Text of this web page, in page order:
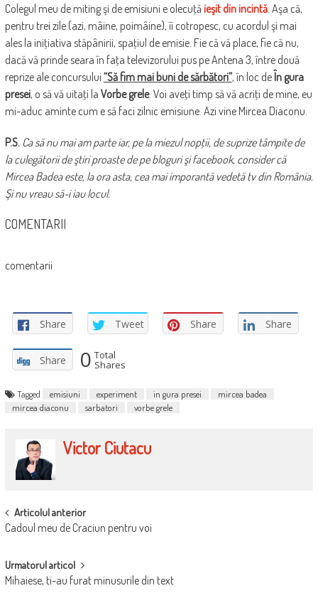
Colegul meu de miting şi de emisiuni e olecuţă ieşit din incintă. Aşa că,
pentru trei zile (azi, mâine, poimâine), îi cotropesc, cu acordul şi mai
ales la iniţiativa stăpânirii, spaţiul de emisie. Fie că vă place, fie că nu,
dacă vă prinde seara în faţa televizorului pus pe Antena 3, între două
reprize ale concursului “Să fim mai buni de sărbători”, în loc de În gura
presei, o să vă uitaţi la Vorbe grele. Voi aveţi timp să vă acriţi de mine, eu
mi-aduc aminte cum e să faci zilnic emisiune. Azi vine Mircea Diaconu.
P.S. Ca să nu mai am parte iar, pe la miezul nopţii, de suprize tâmpite de
la culegătorii de ştiri proaste de pe bloguri şi facebook, consider că
Mircea Badea este, la ora asta, cea mai imporantă vedetă tv din România.
Şi nu vreau să-i iau locul.
COMENTARII
comentarii
Share Tweet Share Share
Share 0 Total
Shares
Tagged emisiuni experiment in gura presei
mircea badea
mircea diaconu
sarbatori vorbe grele
Victor Ciutacu
POST
NAVIGATION
Articolul anterior
Cadoul meu de Craciun pentru voi
Urmatorul articol
Mihaiese, ti-au furat minusurile din text